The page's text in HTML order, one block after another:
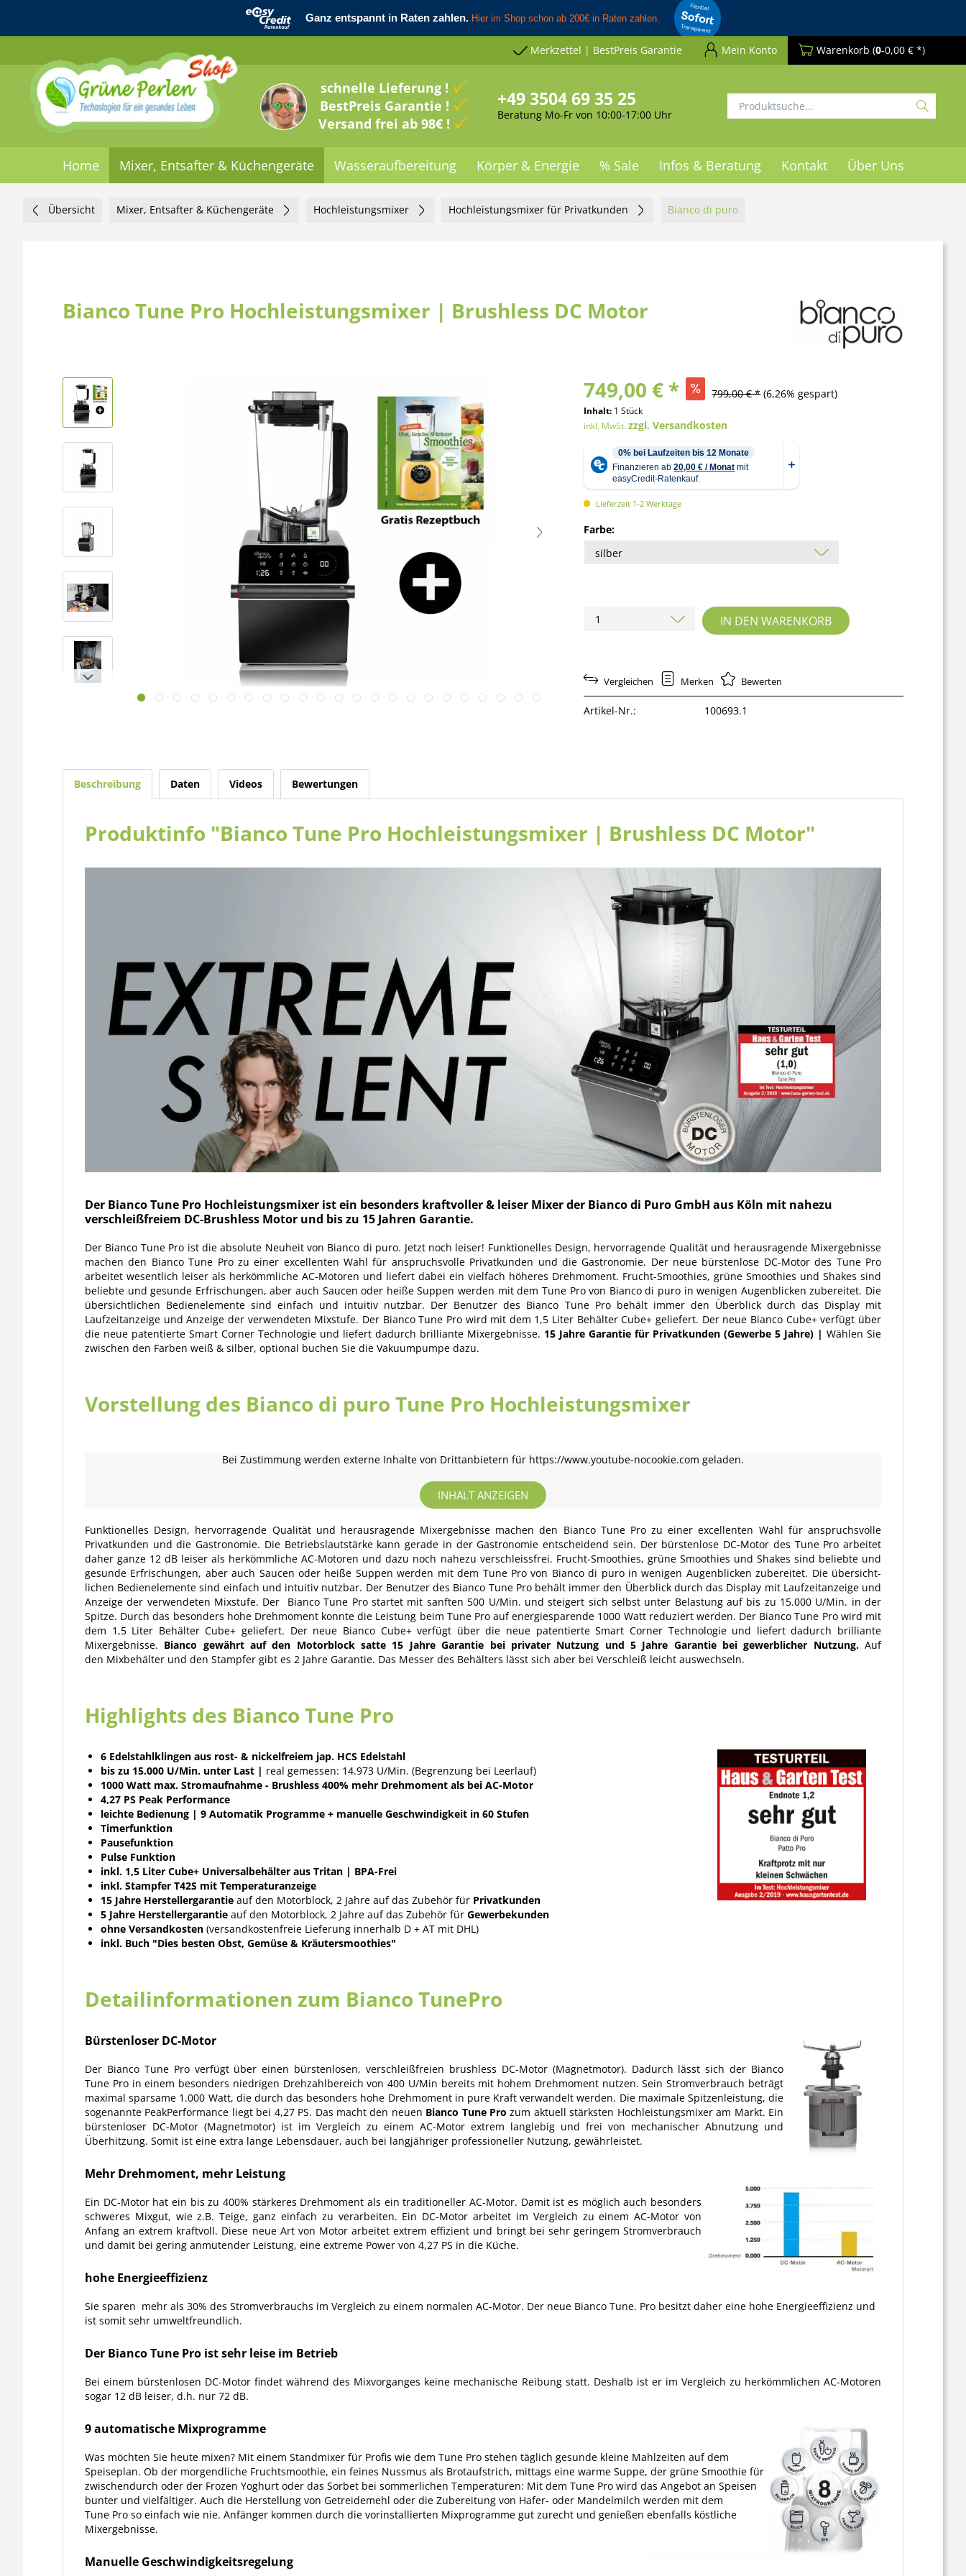
Merkzettel | BestPreis Garantie Mein Konto Warenkorb (0-0,00 € *)
schnelle Lieferung !
BestPreis Garantie !
Versand frei ab 98€ !
+49 3504 69 35 25
Beratung Mo-Fr von 10:00-17:00 Uhr
Home Mixer, Entsafter & Küchengeräte Wasseraufbereitung Körper & Energie % Sale Infos & Beratung Kontakt Über Uns
Übersicht Mixer, Entsafter & Küchengeräte Hochleistungsmixer Hochleistungsmixer für Privatkunden Bianco di puro
Bianco Tune Pro Hochleistungsmixer | Brushless DC Motor
749,00 € * 799,00 € * (6,26% gespart)
Inhalt: 1 Stück
inkl. MwSt.zzgl. Versandkosten
Lieferzeit 1-2 Werktage
Farbe:
IN DEN WARENKORB
Vergleichen Merken Bewerten
Artikel-Nr.: 100693.1
Beschreibung Daten Videos Bewertungen
Produktinfo "Bianco Tune Pro Hochleistungsmixer | Brushless DC Motor"
Der Bianco Tune Pro Hochleistungsmixer ist ein besonders kraftvoller & leiser Mixer der Bianco di Puro GmbH aus Köln mit nahezu
verschleißfreiem DC-Brushless Motor und bis zu 15 Jahren Garantie.
Der Bianco Tune Pro ist die absolute Neuheit von Bianco di puro. Jetzt noch leiser! Funktionelles Design, hervorragende Qualität und herausragende Mixergebnisse
machen den Bianco Tune Pro zu einer excellenten Wahl für anspruchs­volle Privatkunden und die Gastronomie. Der neue bürstenlose DC-Motor des Tune Pro
arbeitet wesentlich leiser als herkömmliche AC-Motoren und liefert dabei ein vielfach höheres Drehmoment. Frucht-Smoothies, grüne Smoothies und Shakes sind
beliebte und gesunde Erfrischungen, aber auch Saucen oder heiße Suppen werden mit dem Tune Pro von Bianco di puro in wenigen Augenblicken zubereitet. Die
übersicht­lichen Bedien­elemente sind einfach und intuitiv nutzbar. Der Benutzer des Bianco Tune Pro behält immer den Überblick durch das Display mit
Laufzeitanzeige und Anzeige der verwendeten Mixstufe. Der Bianco Tune Pro wird mit dem 1,5 Liter Behälter Cube+ geliefert. Der neue Bianco Cube+ verfügt über
die neue patentierte Smart Corner Technologie und liefert dadurch brilliante Mixergebnisse. 15 Jahre Garantie für Privatkunden (Gewerbe 5 Jahre) | Wählen Sie
zwischen den Farben weiß & silber, optional buchen Sie die Vakuumpumpe dazu.
Vorstellung des Bianco di puro Tune Pro Hochleistungsmixer
Bei Zustimmung werden externe Inhalte von Drittanbietern für https://www.youtube-nocookie.com geladen.
INHALT ANZEIGEN
Funktionelles Design, hervorragende Qualität und herausragende Mixergebnisse machen den Bianco Tune Pro zu einer excellenten Wahl für anspruchs­volle
Privatkunden und die Gastronomie. Die Betriebslautstärke kann gerade in der Gastronomie entscheidend sein. Der bürstenlose DC-Motor des Tune Pro arbeitet
daher ganze 12 dB leiser als herkömmliche AC-Motoren und dazu noch nahezu verschleissfrei. Frucht-Smoothies, grüne Smoothies und Shakes sind beliebte und
gesunde Erfrischungen, aber auch Saucen oder heiße Suppen werden mit dem Tune Pro von Bianco di puro in wenigen Augenblicken zubereitet. Die übersicht­
lichen Bedien­elemente sind einfach und intuitiv nutzbar. Der Benutzer des Bianco Tune Pro behält immer den Überblick durch das Display mit Laufzeitanzeige und
Anzeige der verwendeten Mixstufe. Der Bianco Tune Pro startet mit sanften 500 U/Min. und steigert sich selbst unter Belastung auf bis zu 15.000 U/Min. in der
Spitze. Durch das besonders hohe Drehmoment konnte die Leistung beim Tune Pro auf energiesparende 1000 Watt reduziert werden. Der Bianco Tune Pro wird mit
dem 1,5 Liter Behälter Cube+ geliefert. Der neue Bianco Cube+ verfügt über die neue patentierte Smart Corner Technologie und liefert dadurch brilliante
Mixergebnisse. Bianco gewährt auf den Motorblock satte 15 Jahre Garantie bei privater Nutzung und 5 Jahre Garantie bei gewerblicher Nutzung.Auf
den Mixbehälter und den Stampfer gibt es 2 Jahre Garantie. Das Messer des Behälters lässt sich aber bei Verschleiß leicht auswechseln.
Highlights des Bianco Tune Pro
6 Edelstahlklingen aus rost- & nickelfreiem jap. HCS Edelstahl
bis zu 15.000 U/Min. unter Last | real gemessen: 14.973 U/Min. (Begrenzung bei Leerlauf)
1000 Watt max. Stromaufnahme - Brushless 400% mehr Drehmoment als bei AC-Motor
4,27 PS Peak Performance
leichte Bedienung | 9 Automatik Programme + manuelle Geschwindigkeit in 60 Stufen
Timerfunktion
Pausefunktion
Pulse Funktion
inkl. 1,5 Liter Cube+ Universalbehälter aus Tritan | BPA-Frei
inkl. Stampfer T42S mit Temperaturanzeige
15 Jahre Herstellergarantie auf den Motorblock, 2 Jahre auf das Zubehör für Privatkunden
5 Jahre Herstellergarantie auf den Motorblock, 2 Jahre auf das Zubehör für Gewerbekunden
ohne Versandkosten (versandkostenfreie Lieferung innerhalb D + AT mit DHL)
inkl. Buch "Dies besten Obst, Gemüse & Kräutersmoothies"
Detailinformationen zum Bianco TunePro
Bürstenloser DC-Motor
Der Bianco Tune Pro verfügt über einen bürstenlosen, verschleißfreien brushless DC-Motor (Magnetmotor). Dadurch lässt sich der Bianco
Tune Pro in einem besonders niedrigen Drehzahlbereich von 400 U/Min bereits mit hohem Drehmoment nutzen. Sein Stromverbrauch beträgt
maximal sparsame 1.000 Watt, die durch das besonders hohe Drehmoment in pure Kraft verwandelt werden. Die maximale Spitzenleistung, die
sogenannte PeakPerformance liegt bei 4,27 PS. Das macht den neuen Bianco Tune Pro zum aktuell stärksten Hochleistungsmixer am Markt. Ein
bürstenloser DC-Motor (Magnetmotor) ist im Vergleich zu einem AC-Motor extrem langlebig und frei von mechanischer Abnutzung und
Überhitzung. Somit ist eine extra lange Lebensdauer, auch bei langjähriger professioneller Nutzung, gewährleistet.
Mehr Drehmoment, mehr Leistung
Ein DC-Motor hat ein bis zu 400% stärkeres Drehmoment als ein traditioneller AC-Motor. Damit ist es möglich auch besonders
schweres Mixgut, wie z.B. Teige, ganz einfach zu verarbeiten. Ein DC-Motor arbeitet im Vergleich zu einem AC-Motor von
Anfang an extrem kraftvoll. Diese neue Art von Motor arbeitet extrem effizient und bringt bei sehr geringem Stromverbrauch
und damit bei gering anmutender Leistung, eine extreme Power von 4,27 PS in die Küche.
hohe Energie­effizienz
Sie sparen mehr als 30% des Stromverbrauchs im Vergleich zu einem normalen AC-Motor. Der neue Bianco Tune. Pro besitzt daher eine hohe Energieeffizienz und
ist somit sehr umweltfreundlich.
Der Bianco Tune Pro ist sehr leise im Betrieb
Bei einem bürstenlosen DC-Motor findet während des Mixvorganges keine mechanische Reibung statt. Deshalb ist er im Vergleich zu herkömmlichen AC-Motoren
sogar 12 dB leiser, d.h. nur 72 dB.
9 automatische Mixprogramme
Was möchten Sie heute mixen? Mit einem Standmixer für Profis wie dem Tune Pro stehen täglich gesunde kleine Mahlzeiten auf dem
Speiseplan. Ob der morgendliche Fruchtsmoothie, ein feines Nussmus als Brotaufstrich, mittags eine warme Suppe, der grüne Smoothie für
zwischendurch oder der Frozen Yoghurt oder das Sorbet bei sommerlichen Temperaturen: Mit dem Tune Pro wird das Angebot an Speisen
bunter und vielfältiger. Auch die Herstellung von Getreidemehl oder die Zubereitung von Hafer- oder Mandelmilch werden mit dem
Tune Pro so einfach wie nie. Anfänger kommen durch die vorinstallierten Mixprogramme gut zurecht und genießen ebenfalls köstliche
Mixergebnisse.
Manuelle Geschwindig­keitsregelung